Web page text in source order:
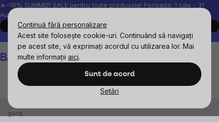
Continuă fără personalizare
Acest site folosește cookie-uri. Continuând să navigați
pe acest site, vă exprimați acordul cu utilizarea lor. Mai
multe informații aici.
Sunt de acord
Setări
Treci
la
conținut
☀️−10% SUMMER SALE pentru toate produsele! Perioada: 1 Iulie - 31
August, 2026.
Cumpără acum
Peste 200.000 de recenzii verificate
Produsele noastre sunt
Coş
de
genți